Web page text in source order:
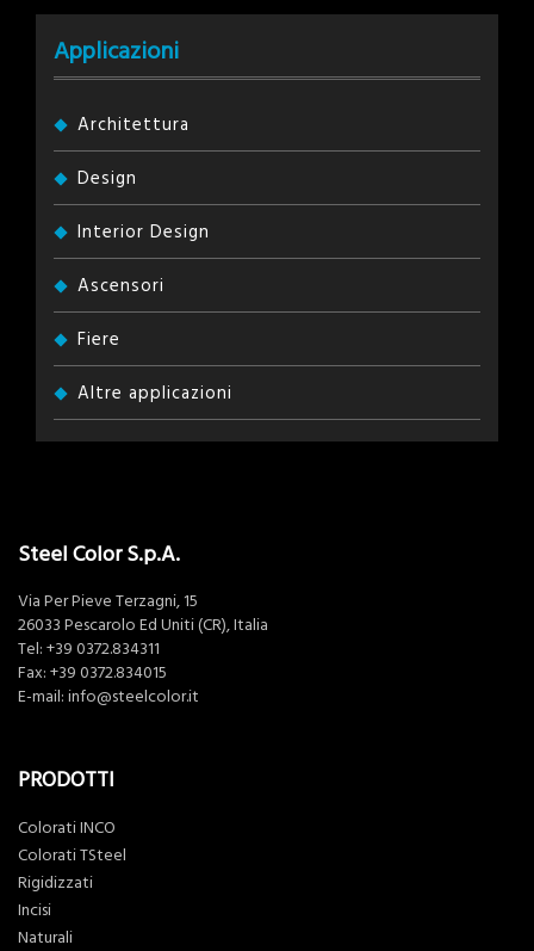
Applicazioni
Architettura
Design
Interior Design
Ascensori
Fiere
Altre applicazioni
Steel Color S.p.A.
Via Per Pieve Terzagni, 15
26033 Pescarolo Ed Uniti (CR), Italia
Tel: +39 0372.834311
Fax: +39 0372.834015
E-mail: info@steelcolor.it
PRODOTTI
Colorati INCO
Colorati TSteel
Rigidizzati
Incisi
Naturali